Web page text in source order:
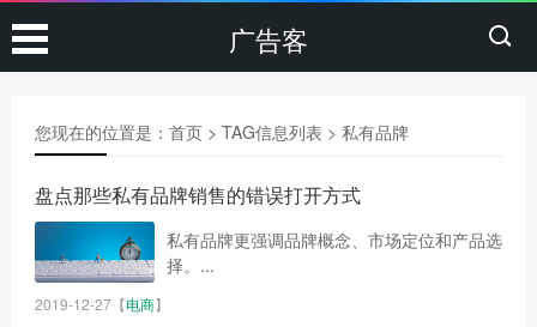
广告客
您现在的位置是： 首页> TAG信息列表 > 私有品牌
盘点那些私有品牌销售的错误打开方式
私有品牌更强调品牌概念、市场定位和产品选
择。...
2019-12-27【电商】